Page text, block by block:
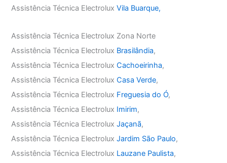
Assistência Técnica ElectroluxVila Buarque,
Assistência Técnica Electrolux Zona Norte
Assistência Técnica Electrolux Brasilândia,
Assistência Técnica ElectroluxCachoeirinha,
Assistência Técnica ElectroluxCasa Verde,
Assistência Técnica Electrolux Freguesia do Ó,
Assistência Técnica Electrolux Imirim,
Assistência Técnica ElectroluxJaçanã,
Assistência Técnica ElectroluxJardim São Paulo,
Assistência Técnica Electrolux Lauzane Paulista,